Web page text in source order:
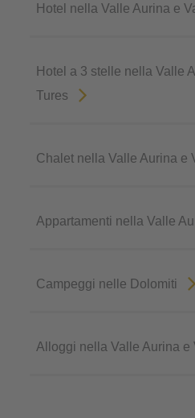
Hotel nella Valle Aurina e
Hotel a 3 stelle nella Valle
Tures
Chalet nella Valle Aurina e
Appartamenti nella Valle
Campeggi nelle Dolomiti
Alloggi nella Valle Aurina e